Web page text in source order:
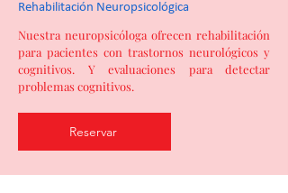
Rehabilitación Neuropsicológica
Nuestra neuropsicóloga ofrecen rehabilitación
para pacientes con trastornos neurológicos y
cognitivos. Y evaluaciones para detectar
problemas cognitivos.
Reservar